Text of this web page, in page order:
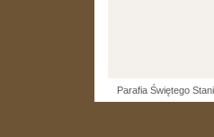
Parafia Świętego